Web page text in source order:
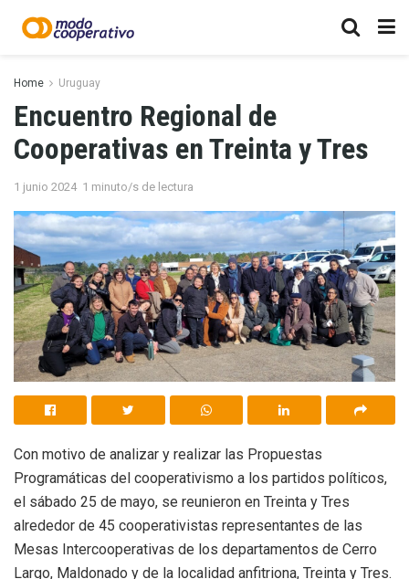
Home Uruguay
Encuentro Regional de
Cooperativas en Treinta y Tres
1 junio 2024 1 minuto/s de lectura
Con motivo de analizar y realizar las Propuestas
Programáticas del cooperativismo a los partidos políticos,
el sábado 25 de mayo, se reunieron en Treinta y Tres
alrededor de 45 cooperativistas representantes de las
Mesas Intercooperativas de los departamentos de Cerro
Largo, Maldonado y de la localidad anfitriona, Treinta y Tres.